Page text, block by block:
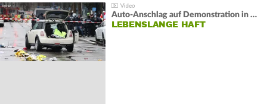
Auto-Anschlag auf Demonstration in München:
LEBENSLANGE HAFT